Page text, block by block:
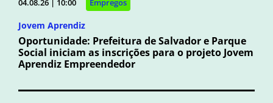
04.08.26 | 10:00 Empregos
Jovem Aprendiz
Oportunidade: Prefeitura de Salvador e Parque
Social iniciam as inscrições para o projeto Jovem
Aprendiz Empreendedor